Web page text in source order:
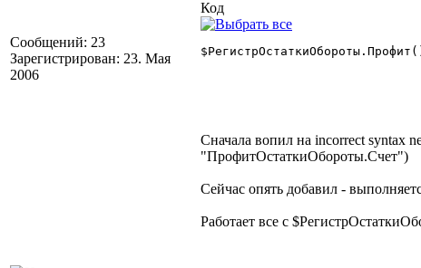
Сообщений: 23
Зарегистрирован: 23. Мая
2006
Код
Сначала вопил на incorrect syntax
"ПрофитОстаткиОбороты.Счет")
Сейчас опять добавил -
Работает все с